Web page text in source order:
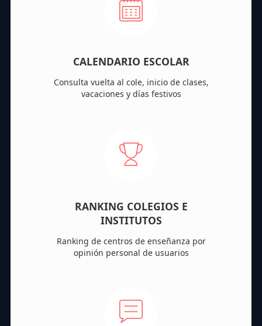
CALENDARIO ESCOLAR
Consulta vuelta al cole, inicio de clases,
vacaciones y días festivos
RANKING COLEGIOS E
INSTITUTOS
Ranking de centros de enseñanza por
opinión personal de usuarios